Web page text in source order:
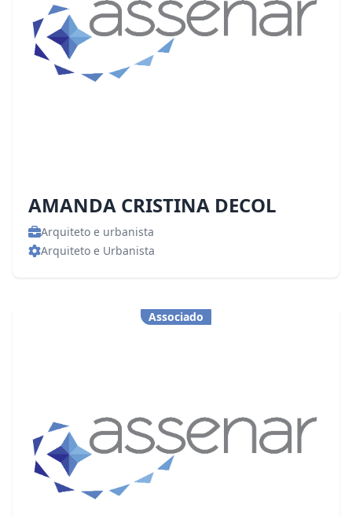
AMANDA CRISTINA DECOL
Arquiteto e urbanista
Arquiteto e Urbanista
Associado